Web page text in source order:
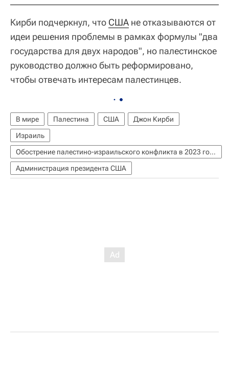
Кирби подчеркнул, что США не отказываются от
идеи решения проблемы в рамках формулы "два
государства для двух народов", но палестинское
руководство должно быть реформировано,
чтобы отвечать интересам палестинцев.
В мире Палестина США
Джон Кирби
Израиль
Обострение палестино-израильского конфликта в 2023 году
Администрация президента США